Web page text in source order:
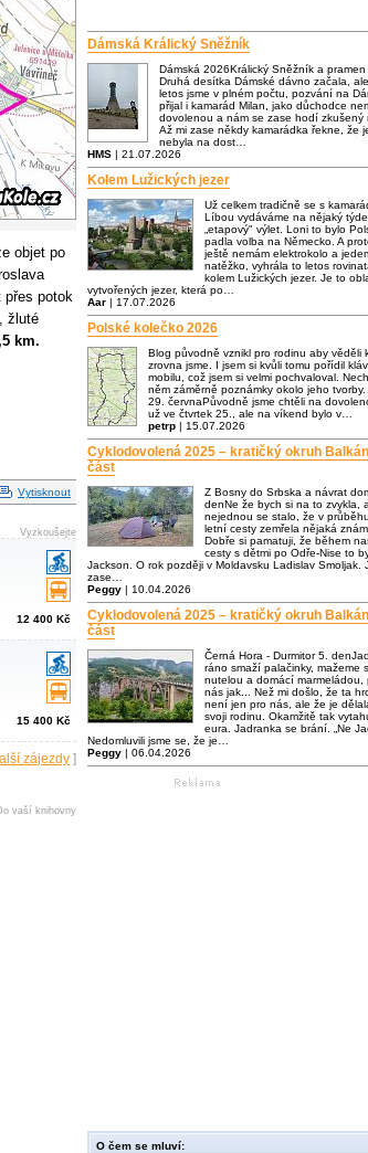
objet po
přes potok
žluté
km.
Vytisknout
Vyzkoušejte
12 400 Kč
15 400 Kč
zájezdy ]
vaší knihovny
Dámská Králický Sněžník
Dámská 2026Králický Sněžník a pramen
Druhá desítka Dámské dávno začala,
letos jsme v plném počtu, pozvání na
přijal i kamarád Milan, jako důchodce
dovolenou a nám se zase hodí zkušený
Až mi zase někdy kamarádka řekne, že
nebyla na dost…
HMS | 21.07.2026
Kolem Lužických jezer
Už celkem tradičně se s
Líbou vydáváme na nějaký
„etapový" výlet. Loni to bylo
padla volba na Německo. A
ještě nemám elektrokolo a
natěžko, vyhrála to letos
kolem Lužických jezer. Je to
vytvořených jezer, která po…
Aar | 17.07.2026
Polské kolečko 2026
Blog původně vznikl pro rodinu aby věděli
zrovna jsme. I jsem si kvůli tomu pořídil
mobilu, což jsem si velmi pochvaloval.
něm záměrně poznámky okolo jeho tvorby.
29. červnaPůvodně jsme chtěli na
už ve čtvrtek 25., ale na víkend bylo v…
petrp | 15.07.2026
Cyklodovolená 2025 – kratičký okruh
část
Z Bosny do Srbska a návrat
denNe že bych si na to zvykla,
nejednou se stalo, že v
letní cesty zemřela nějaká
Dobře si pamatuji, že během
cesty s dětmi po Odře-Nise to
Jackson. O rok později v Moldavsku Ladislav Smoljak.
zase…
Peggy | 10.04.2026
Cyklodovolená 2025 – kratičký okruh
část
Černá Hora - Durmitor 5.
ráno smaží palačinky, mažeme
nutelou a domácí marmeládou,
nás jak... Než mi došlo, že ta
není jen pro nás, ale že je
svoji rodinu. Okamžitě tak
eura. Jadranka se brání. „Ne
Nedomluvili jsme se, že je…
Peggy | 06.04.2026
O čem se mluví: